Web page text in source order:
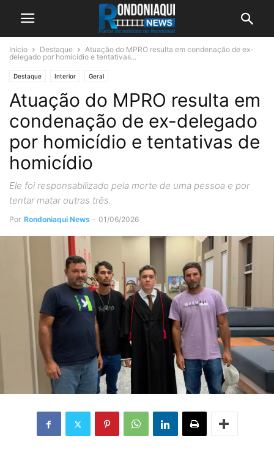
Início Destaque
Atuação do MPRO resulta em condenação de ex-
delegado por homicídio e tentativas...
Destaque Interior Geral
Atuação do MPRO resulta em
condenação de ex-delegado
por homicídio e tentativas de
homicídio
Ele foi responsabilizado pela morte de uma pessoa e por
tentar matar outras três.
Por Rondoniaqui News - 01/06/2026